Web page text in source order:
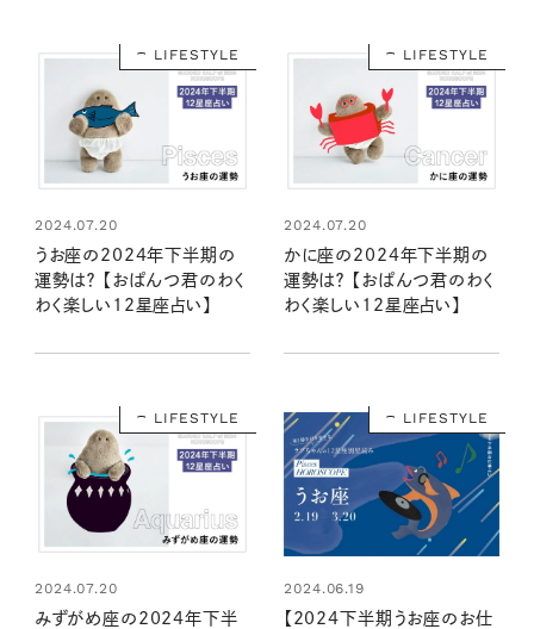
LIFESTYLE
2024.07.20
うお座の2024年下半期の
運勢は？ 【おぱんつ君のわく
わく楽しい12星座占い】
LIFESTYLE
2024.07.20
かに座の2024年下半期の
運勢は？ 【おぱんつ君のわく
わく楽しい12星座占い】
LIFESTYLE
2024.07.20
みずがめ座の2024年下半
LIFESTYLE
2024.06.19
【2024下半期うお座のお仕